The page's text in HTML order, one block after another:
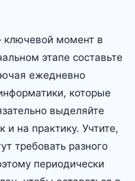
момент в
этапе составьте
ежедневно
которые
выделяйте
и на практику. Учтите,
требовать разного
периодически